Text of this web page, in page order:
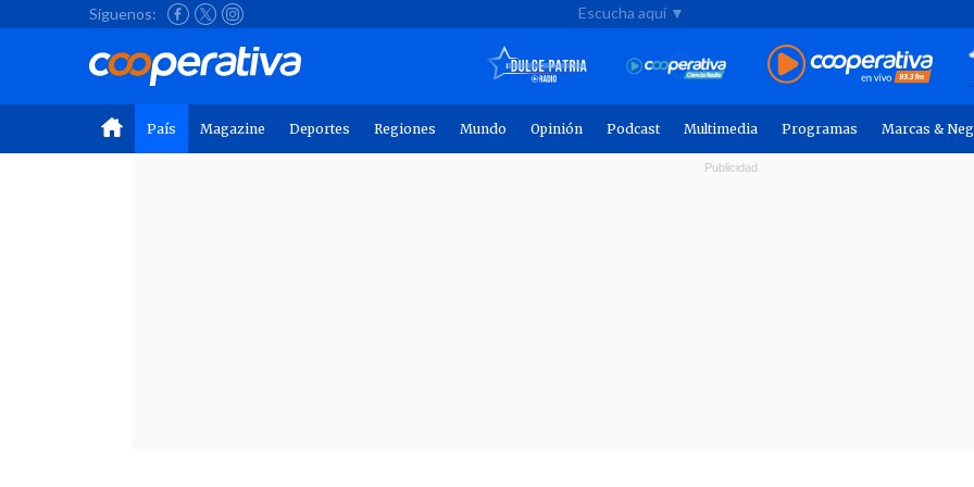
Síguenos: Escucha aquí ▼
País Magazine Deportes Regiones Mundo Opinión Podcast Multimedia Programas Marcas &